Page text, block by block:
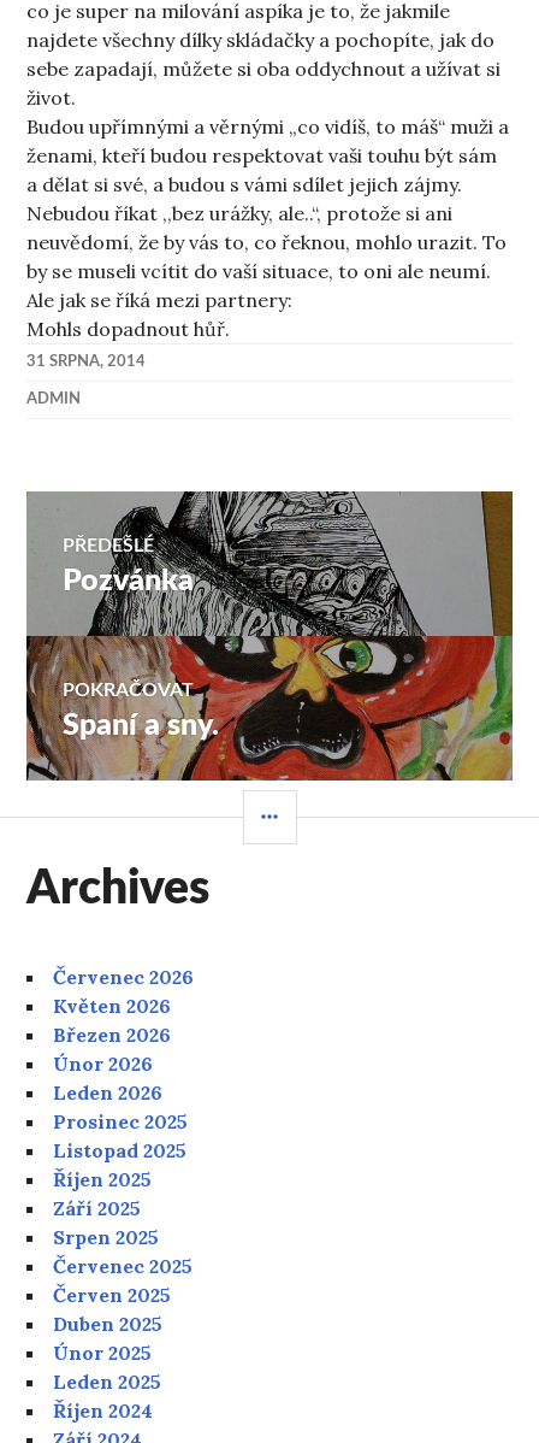
co je super na milování aspíka je to, že jakmile
najdete všechny dílky skládačky a pochopíte, jak do
sebe zapadají, můžete si oba oddychnout a užívat si
život.
Budou upřímnými a věrnými „co vidíš, to máš“ muži a
ženami, kteří budou respektovat vaši touhu být sám
a dělat si své, a budou s vámi sdílet jejich zájmy.
Nebudou říkat ,,bez urážky, ale..“, protože si ani
neuvědomí, že by vás to, co řeknou, mohlo urazit. To
by se museli vcítit do vaší situace, to oni ale neumí.
Ale jak se říká mezi partnery:
Mohls dopadnout hůř.
31 SRPNA, 2014
ADMIN
Navigace
pro
příspěvek
PŘEDEŠLÉ
Předchozí
příspěvek:
Pozvánka
POKRAČOVAT
Následující
příspěvek:
Spaní a sny.
PANEL
Archives
Červenec 2026
Květen 2026
Březen 2026
Únor 2026
Leden 2026
Prosinec 2025
Listopad 2025
Říjen 2025
Září 2025
Srpen 2025
Červenec 2025
Červen 2025
Duben 2025
Únor 2025
Leden 2025
Říjen 2024